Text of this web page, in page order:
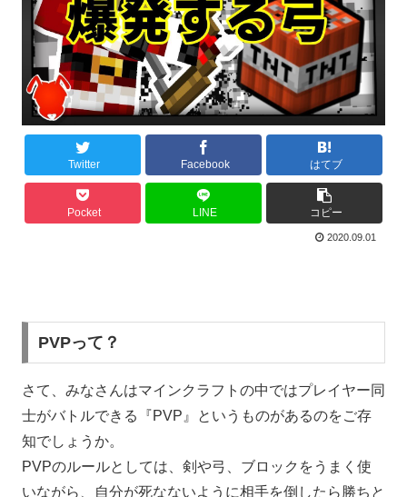
Twitter Facebook はてブ
Pocket LINE コピー
2020.09.01
PVPって？
さて、みなさんはマインクラフトの中ではプレイヤー同
士がバトルできる『PVP』というものがあるのをご存
知でしょうか。
PVPのルールとしては、剣や弓、ブロックをうまく使
いながら、自分が死なないように相手を倒したら勝ちと